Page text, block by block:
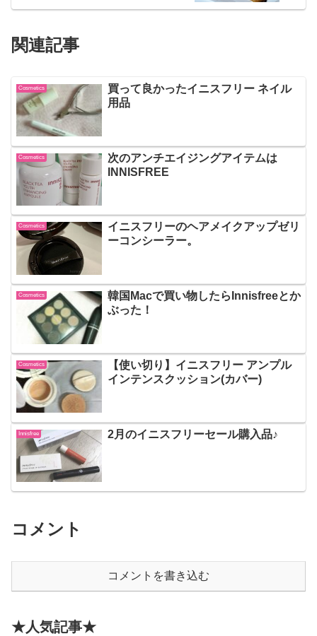
関連記事
Cosmetics
買って良かったイニスフリー ネイル
用品
Cosmetics
次のアンチエイジングアイテムは
INNISFREE
Cosmetics
イニスフリーのヘアメイクアップゼリ
ーコンシーラー。
Cosmetics
韓国Macで買い物したらInnisfreeとか
ぶった！
Cosmetics
【使い切り】イニスフリー アンプル
インテンスクッション(カバー)
Innisfree 2月のイニスフリーセール購入品♪
コメント
コメントを書き込む
★人気記事★